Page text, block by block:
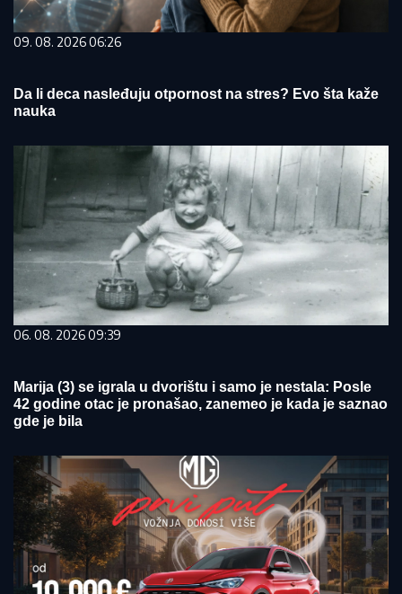
09. 08. 2026 06:26
Da li deca nasleđuju otpornost na stres? Evo šta kaže
nauka
06. 08. 2026 09:39
Marija (3) se igrala u dvorištu i samo je nestala: Posle
42 godine otac je pronašao, zanemeo je kada je saznao
gde je bila